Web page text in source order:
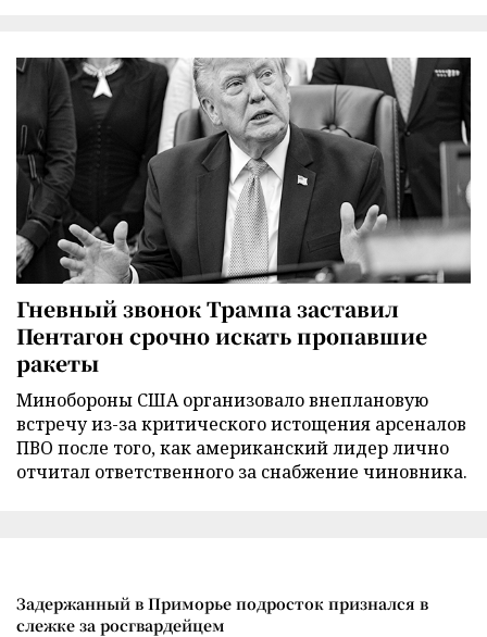
Гневный звонок Трампа заставил
Пентагон срочно искать пропавшие
ракеты
Минобороны США организовало внеплановую
встречу из-за критического истощения арсеналов
ПВО после того, как американский лидер лично
отчитал ответственного за снабжение чиновника.
Задержанный в Приморье подросток признался в
слежке за росгвардейцем